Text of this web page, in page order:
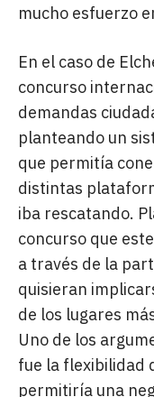
mucho esfuerzo
En el caso de
concurso
demandas
planteando un
que permitía
distintas
iba rescatando.
concurso que
a través de la
quisieran
de los lugares
Uno de los
fue la flexibilidad
permitiría una